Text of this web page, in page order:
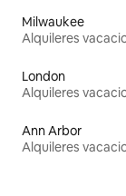
Milwaukee
Alquileres
London
Alquileres
Ann Arbor
Alquileres